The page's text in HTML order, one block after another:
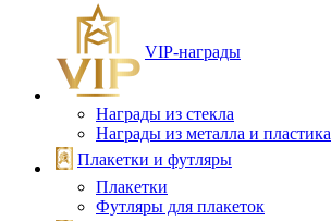
VIP‑награды
Награды из стекла
Награды из металла и пластика
Плакетки и футляры
Плакетки
Футляры для плакеток